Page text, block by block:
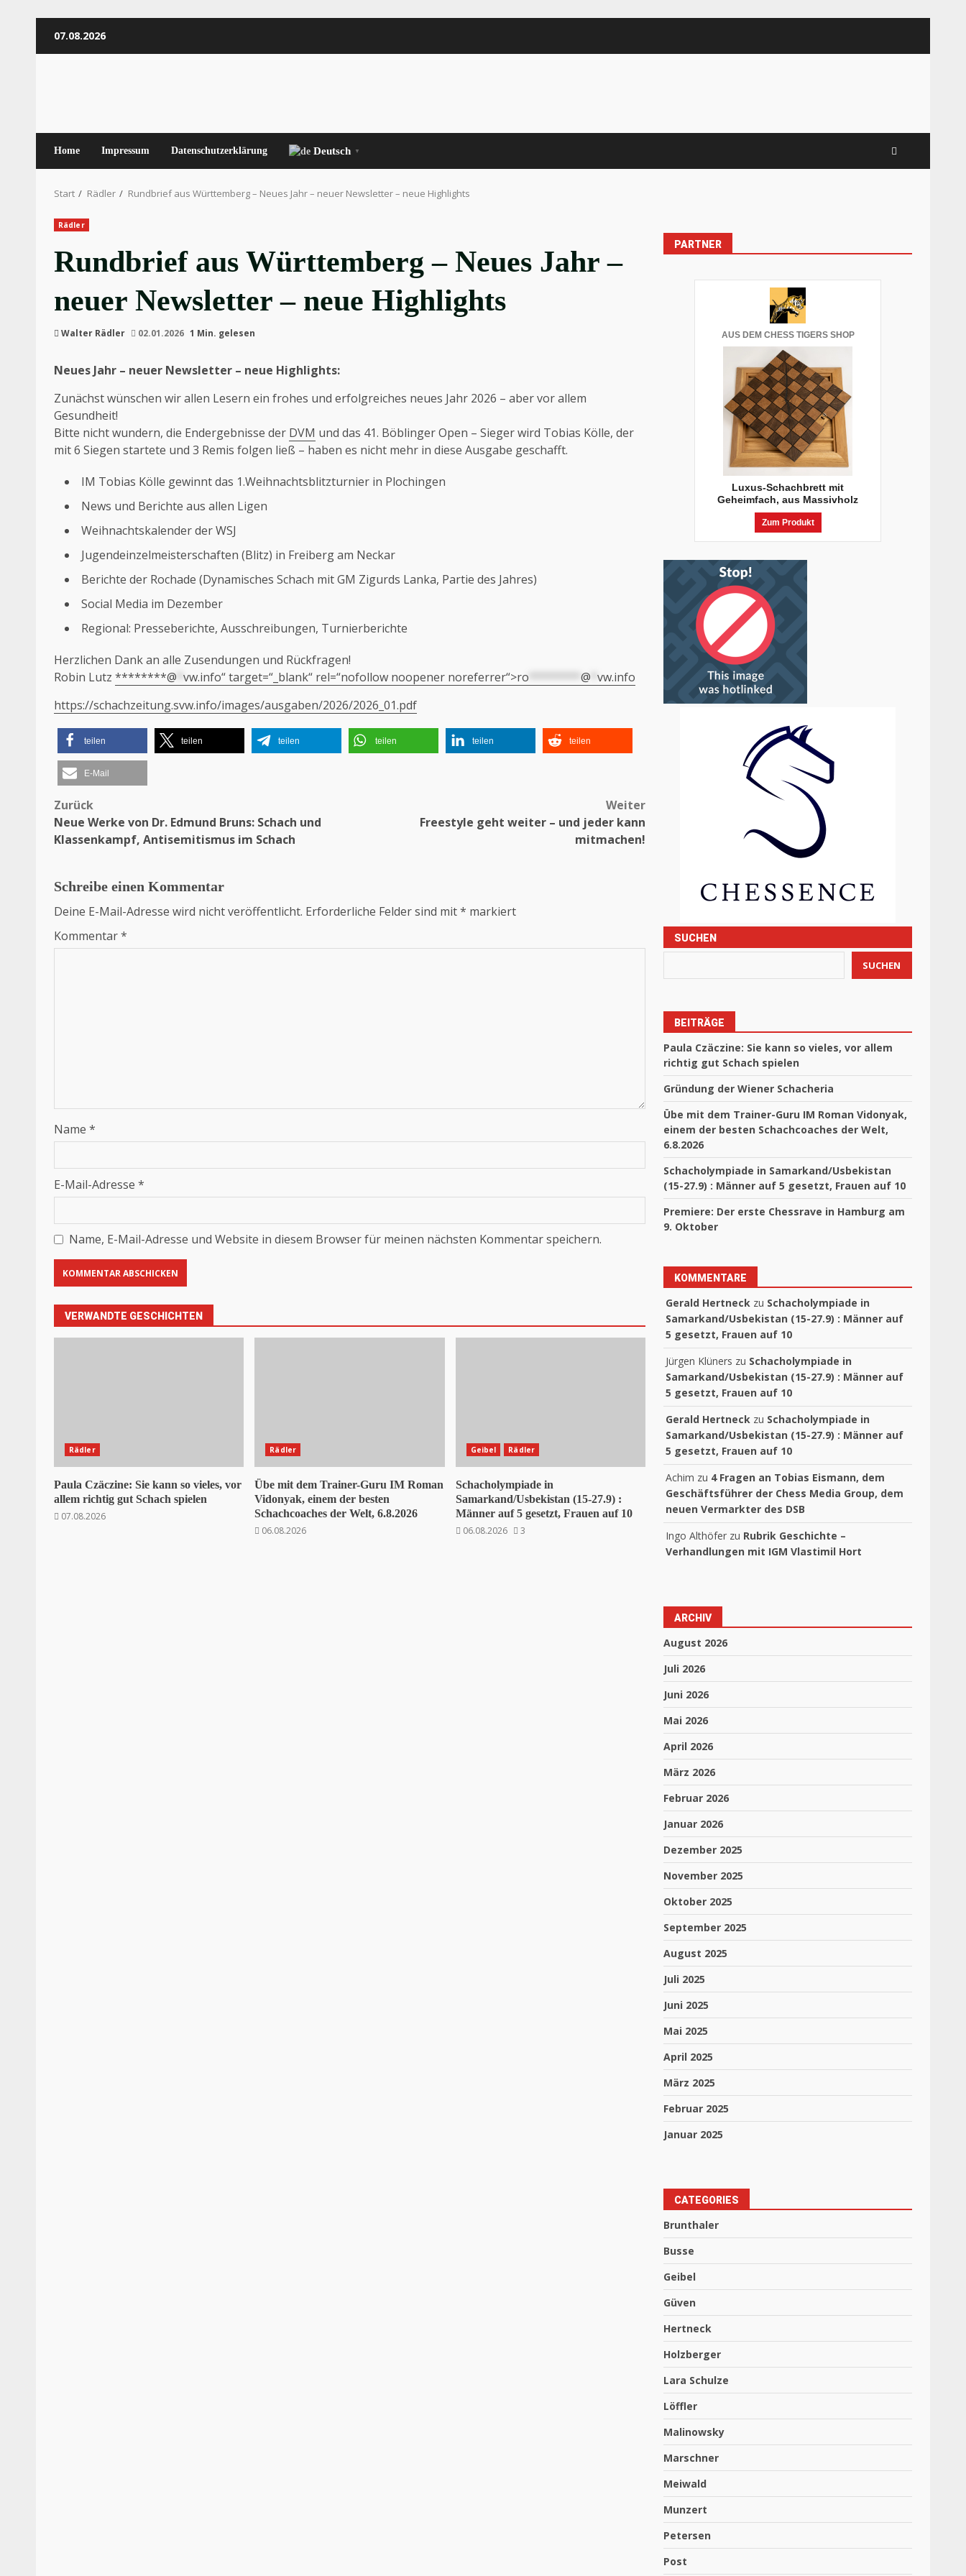
Inhalt07.08.2026
Home Impressum Datenschutzerklärung Deutsch ▼
Start Rädler Rundbrief aus Württemberg – Neues Jahr – neuer Newsletter – neue Highlights
Rädler
Rundbrief aus Württemberg – Neues Jahr –
neuer Newsletter – neue Highlights
Walter Rädler 02.01.2026 1 Min. gelesen
Neues Jahr – neuer Newsletter – neue Highlights:
Zunächst wünschen wir allen Lesern ein frohes und erfolgreiches neues Jahr 2026 – aber vor allem
Gesundheit!
Bitte nicht wundern, die Endergebnisse der DVM und das 41. Böblinger Open – Sieger wird Tobias Kölle, der
mit 6 Siegen startete und 3 Remis folgen ließ – haben es nicht mehr in diese Ausgabe geschafft.
IM Tobias Kölle gewinnt das 1.Weihnachtsblitzturnier in Plochingen
News und Berichte aus allen Ligen
Weihnachtskalender der WSJ
Jugendeinzelmeisterschaften (Blitz) in Freiberg am Neckar
Berichte der Rochade (Dynamisches Schach mit GM Zigurds Lanka, Partie des Jahres)
Social Media im Dezember
Regional: Presseberichte, Ausschreibungen, Turnierberichte
Herzlichen Dank an alle Zusendungen und Rückfragen!
Robin Lutz ********@ vw.info“ target=“_blank“ rel=“nofollow noopener noreferrer“>ro @ vw.info
https://schachzeitung.svw.info/images/ausgaben/2026/2026_01.pdf
teilen teilen teilen teilen teilen teilen
E-Mail
Beitragsnavigation
Zurück
Neue Werke von Dr. Edmund Bruns: Schach und
Klassenkampf, Antisemitismus im Schach
Weiter
Freestyle geht weiter – und jeder kann
mitmachen!
Schreibe einen Kommentar
Deine E-Mail-Adresse wird nicht veröffentlicht. Erforderliche Felder sind mit* markiert
Kommentar*
Name *
E-Mail-Adresse *
Name, E-Mail-Adresse und Website in diesem Browser für meinen nächsten Kommentar speichern.
VERWANDTE GESCHICHTEN
Rädler
Paula Czäczine: Sie kann so vieles, vor
allem richtig gut Schach spielen
07.08.2026
Rädler
Übe mit dem Trainer-Guru IM Roman
Vidonyak, einem der besten
Schachcoaches der Welt, 6.8.2026
06.08.2026
Geibel Rädler
Schacholympiade in
Samarkand/Usbekistan (15-27.9) :
Männer auf 5 gesetzt, Frauen auf 10
06.08.2026
3
PARTNER
AUS DEM CHESS TIGERS SHOP
Luxus-Schachbrett mit
Geheimfach, aus Massivholz
Zum Produkt
SUCHEN
SUCHEN
BEITRÄGE
Paula Czäczine: Sie kann so vieles, vor allem
richtig gut Schach spielen
Gründung der Wiener Schacheria
Übe mit dem Trainer-Guru IM Roman Vidonyak,
einem der besten Schachcoaches der Welt,
6.8.2026
Schacholympiade in Samarkand/Usbekistan
(15-27.9) : Männer auf 5 gesetzt, Frauen auf 10
Premiere: Der erste Chessrave in Hamburg am
9. Oktober
KOMMENTARE
Gerald Hertneck zu Schacholympiade in
Samarkand/Usbekistan (15-27.9) : Männer auf
5 gesetzt, Frauen auf 10
Jürgen Klüners zu Schacholympiade in
Samarkand/Usbekistan (15-27.9) : Männer auf
5 gesetzt, Frauen auf 10
Gerald Hertneck zu Schacholympiade in
Samarkand/Usbekistan (15-27.9) : Männer auf
5 gesetzt, Frauen auf 10
Achim zu 4 Fragen an Tobias Eismann, dem
Geschäftsführer der Chess Media Group, dem
neuen Vermarkter des DSB
Ingo Althöfer zu Rubrik Geschichte –
Verhandlungen mit IGM Vlastimil Hort
ARCHIV
August 2026
Juli 2026
Juni 2026
Mai 2026
April 2026
März 2026
Februar 2026
Januar 2026
Dezember 2025
November 2025
Oktober 2025
September 2025
August 2025
Juli 2025
Juni 2025
Mai 2025
April 2025
März 2025
Februar 2025
Januar 2025
CATEGORIES
Brunthaler
Busse
Geibel
Güven
Hertneck
Holzberger
Lara Schulze
Löffler
Malinowsky
Marschner
Meiwald
Munzert
Petersen
Post